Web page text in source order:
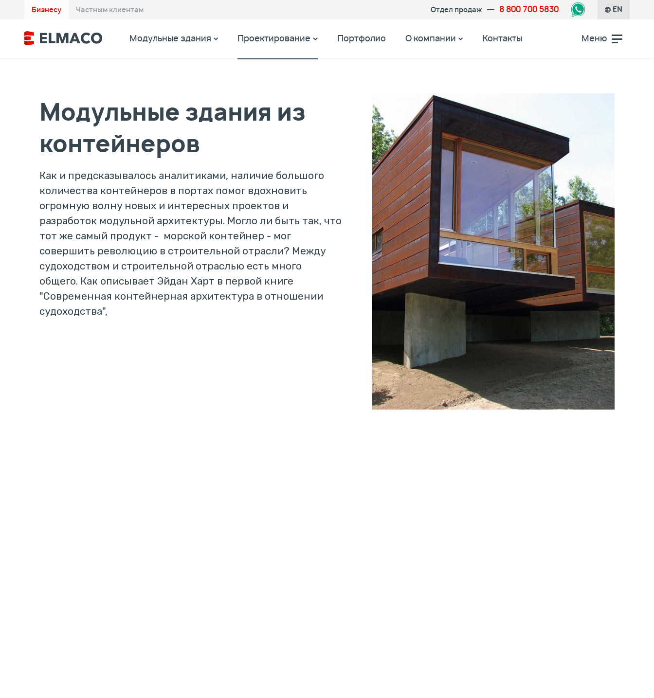
Бизнесу Частным клиентам Отдел продаж 8 800 700 5830 EN
Модульные здания Проектирование Портфолио О компании Контакты Меню
Модульные здания из
контейнеров
Как и предсказывалось аналитиками, наличие большого
количества контейнеров в портах помог вдохновить
огромную волну новых и интересных проектов и
разработок модульной архитектуры. Могло ли быть так, что
тот же самый продукт - морской контейнер - мог
совершить революцию в строительной отрасли? Между
судоходством и строительной отраслью есть много
общего. Как описывает Эйдан Харт в первой книге
"Современная контейнерная архитектура в отношении
судоходства",